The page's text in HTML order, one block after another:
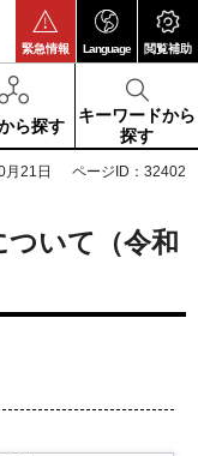
緊急情報 Language 閲覧補助
ら探す
キーワードから
探す
月21日 ページID：32402
ついて（令和